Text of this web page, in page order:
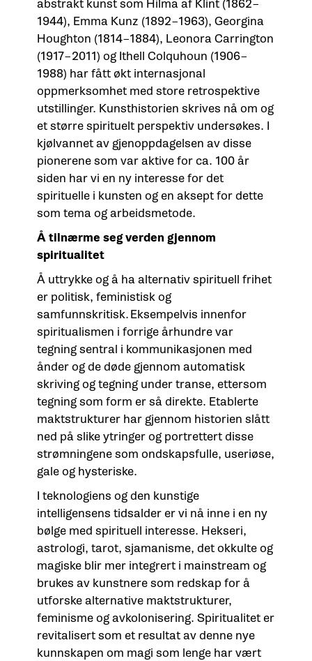
abstrakt kunst som Hilma af Klint (1862–
1944), Emma Kunz (1892–1963), Georgina
Houghton (1814–1884), Leonora Carrington
(1917–2011) og Ithell Colquhoun (1906–
1988) har fått økt internasjonal
oppmerksomhet med store retrospektive
utstillinger. Kunsthistorien skrives nå om og
et større spirituelt perspektiv undersøkes. I
kjølvannet av gjenoppdagelsen av disse
pionerene som var aktive for ca. 100 år
siden har vi en ny interesse for det
spirituelle i kunsten og en aksept for dette
som tema og arbeidsmetode.
Å tilnærme seg verden gjennom
spiritualitet
Å uttrykke og å ha alternativ spirituell frihet
er politisk, feministisk og
samfunnskritisk. Eksempelvis innenfor
spiritualismen i forrige århundre var
tegning sentral i kommunikasjonen med
ånder og de døde gjennom automatisk
skriving og tegning under transe, ettersom
tegning som form er så direkte. Etablerte
maktstrukturer har gjennom historien slått
ned på slike ytringer og portrettert disse
strømningene som ondskapsfulle, useriøse,
gale og hysteriske.
I teknologiens og den kunstige
intelligensens tidsalder er vi nå inne i en ny
bølge med spirituell interesse. Hekseri,
astrologi, tarot, sjamanisme, det okkulte og
magiske blir mer integrert i mainstream og
brukes av kunstnere som redskap for å
utforske alternative maktstrukturer,
feminisme og avkolonisering. Spiritualitet er
revitalisert som et resultat av denne nye
kunnskapen om magi som lenge har vært